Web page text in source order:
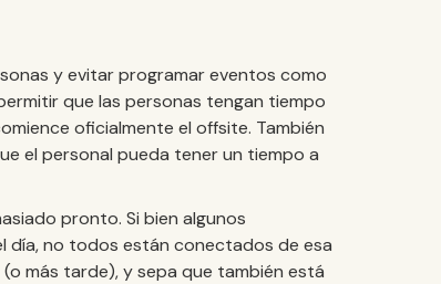
y evitar programar eventos como
que las personas tengan tiempo
oficialmente el offsite. También
el personal pueda tener un tiempo a
pronto. Si bien algunos
día, no todos están conectados de esa
más tarde), y sepa que también está